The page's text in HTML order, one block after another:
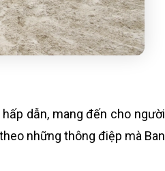
dẫn, mang đến cho người
những thông điệp mà Ban